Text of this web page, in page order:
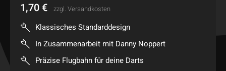
1,70 € zzgl. Versandkosten
Klassisches Standarddesign
In Zusammenarbeit mit Danny Noppert
Präzise Flugbahn für deine Darts